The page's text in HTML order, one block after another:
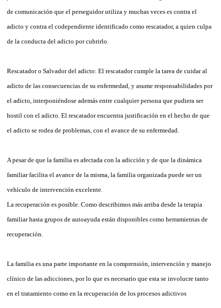
de comunicación que el perseguidor utiliza y muchas veces es contra el
adicto y contra el codependiente identificado como rescatador, a quien culpa
de la conducta del adicto por cubrirlo.
Rescatador o Salvador del adicto: El rescatador cumple la tarea de cuidar al
adicto de las consecuencias de su enfermedad, y asume responsabilidades por
el adicto, interponiéndose además entre cualquier persona que pudiera ser
hostil con el adicto. El rescatador encuentra justificación en el hecho de que
el adicto se rodea de problemas, con el avance de su enfermedad.
A pesar de que la familia es afectada con la adicción y de que la dinámica
familiar facilita el avance de la misma, la familia organizada puede ser un
vehículo de intervención excelente.
La recuperación es posible. Como describimos más arriba desde la terapia
familiar hasta grupos de autoayuda están disponibles como herramientas de
recuperación.
La familia es una parte importante en la comprensión, intervención y manejo
clínico de las adicciones, por lo que es necesario que esta se involucre tanto
en el tratamiento como en la recuperación de los procesos adictivos